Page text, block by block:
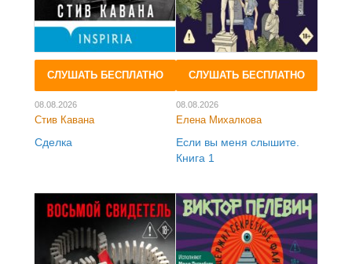
СЛУШАТЬ БЕСПЛАТНО
08.08.2026
Стив Кавана
Сделка
СЛУШАТЬ БЕСПЛАТНО
08.08.2026
Елена Михалкова
Если вы меня слышите.
Книга 1